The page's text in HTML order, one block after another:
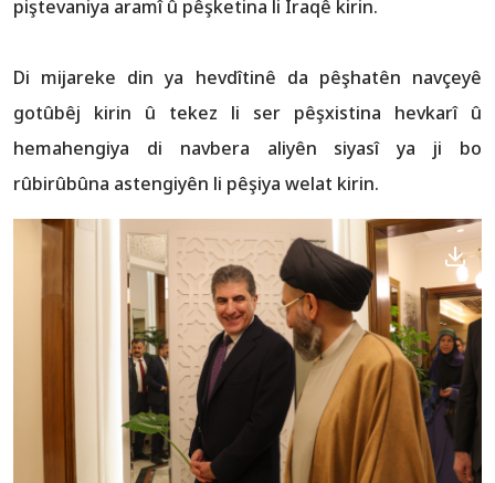
piştevaniya aramî û pêşketina li Iraqê kirin.
Di mijareke din ya hevdîtinê da pêşhatên navçeyê
gotûbêj kirin û tekez li ser pêşxistina hevkarî û
hemahengiya di navbera aliyên siyasî ya ji bo
rûbirûbûna astengiyên li pêşiya welat kirin.